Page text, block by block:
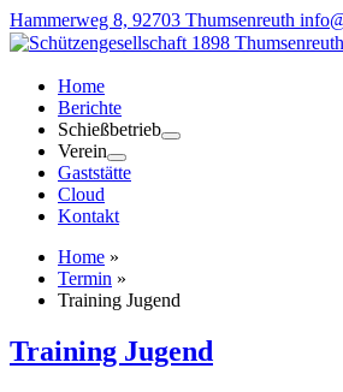
Hammerweg 8, 92703 Thumsenreuth
Home
Berichte
Schießbetrieb
Verein
Gaststätte
Cloud
Kontakt
Home »
Termin »
Training Jugend
Training Jugend